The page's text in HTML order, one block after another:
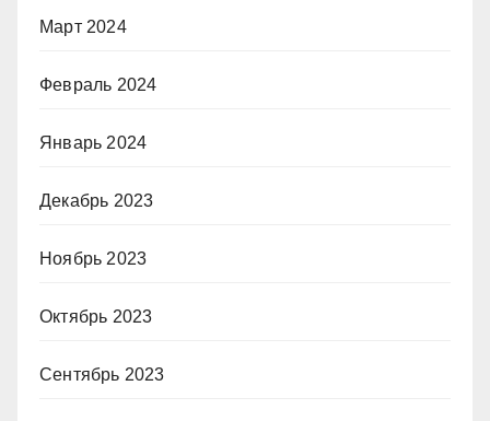
Март 2024
Февраль 2024
Январь 2024
Декабрь 2023
Ноябрь 2023
Октябрь 2023
Сентябрь 2023